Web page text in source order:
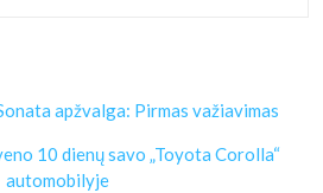
apžvalga: Pirmas važiavimas
10 dienų savo „Toyota Corolla“
automobilyje